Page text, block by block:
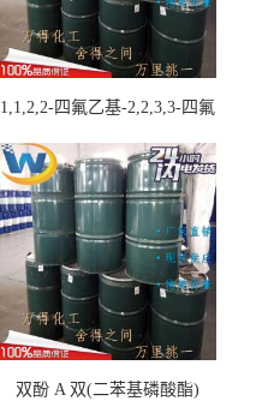
1,1,2,2-四氟乙基-2,2,3,3-四氟
双酚 A 双(二苯基磷酸酯)